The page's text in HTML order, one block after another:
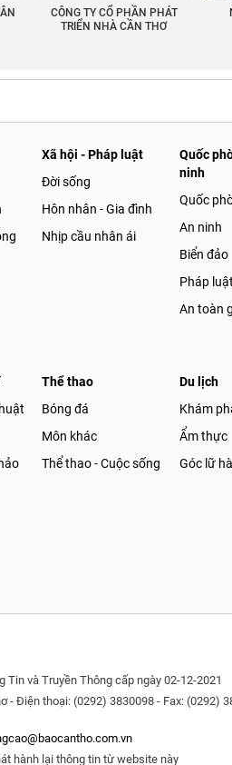
CÔNG TY CỔ PHẦN PHÁT
TRIỂN NHÀ CẦN THƠ
Xã hội - Pháp luật
Đời sống
Hôn nhân - Gia đình
Nhịp cầu nhân ái
Quốc
ninh
Quốc
An ninh
Biển đảo
Pháp luật
An toàn
Thể thao
Bóng đá
Môn khác
Thể thao - Cuộc sống
Du lịch
Khám
Ẩm thực
Góc lữ
Tin và Truyền Thông cấp ngày 02-12-2021
- Điện thoại: (0292) 3830098 - Fax: (0292)
hành lại thông tin từ website này